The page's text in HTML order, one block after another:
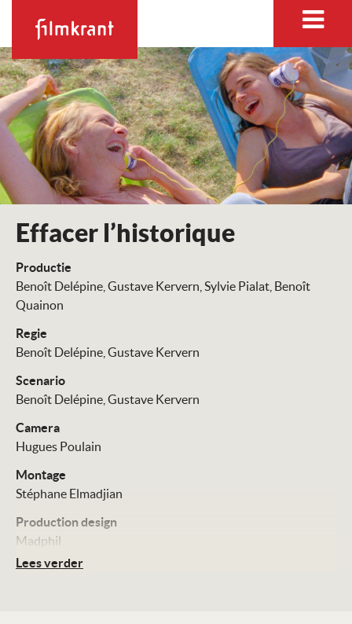
Effacer l’historique
Productie
Benoît Delépine Gustave Kervern Sylvie Pialat Benoît
Quainon
Regie
Benoît Delépine Gustave Kervern
Scenario
Benoît Delépine Gustave Kervern
Camera
Hugues Poulain
Montage
Stéphane Elmadjian
Production design
Madphil
Cast
Lees verder